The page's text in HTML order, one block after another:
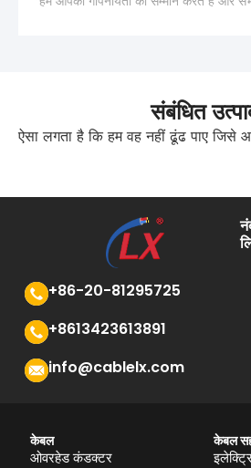
संबंधित
ऐसा लगता है कि हम वह नहीं ढूंढ पाए जिसे
+86-20-81295725
+8613423613891
info@cablelx.com
केबल
ओवरहेड कंडक्टर
केबल